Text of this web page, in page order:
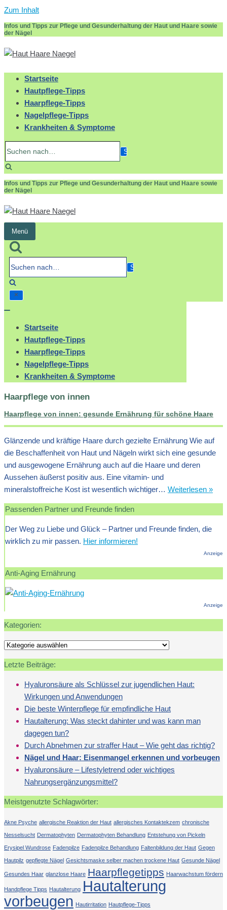
Zum Inhalt
Infos und Tipps zur Pflege und Gesunderhaltung der Haut und Haare sowie
der Nägel
Startseite
Hautpflege-Tipps
Haarpflege-Tipps
Nagelpflege-Tipps
Krankheiten & Symptome
Infos und Tipps zur Pflege und Gesunderhaltung der Haut und Haare sowie
der Nägel
Menü
Navigation
umschalten
Startseite
Hautpflege-Tipps
Haarpflege-Tipps
Nagelpflege-Tipps
Krankheiten & Symptome
Haarpflege von innen
Haarpflege von innen: gesunde Ernährung für schöne Haare
Glänzende und kräftige Haare durch gezielte Ernährung Wie auf
die Beschaffenheit von Haut und Nägeln wirkt sich eine gesunde
und ausgewogene Ernährung auch auf die Haare und deren
Aussehen äußerst positiv aus. Eine vitamin- und
mineralstoffreiche Kost ist wesentlich wichtiger… Weiterlesen »
von
für
Passenden Partner und Freunde finden
Der Weg zu Liebe und Glück – Partner und Freunde finden, die
wirklich zu mir passen. Hier informieren!
Anzeige
Anti-Aging Ernährung
Anzeige
Kategorien:
Kategorien:
Letzte Beiträge:
Hyaluronsäure als Schlüssel zur jugendlichen Haut:
Wirkungen und Anwendungen
Die beste Winterpflege für empfindliche Haut
Hautalterung: Was steckt dahinter und was kann man
dagegen tun?
Durch Abnehmen zur straffer Haut – Wie geht das richtig?
Nägel und Haar: Eisenmangel erkennen und vorbeugen
Hyaluronsäure – Lifestyletrend oder wichtiges
Nahrungsergänzungsmittel?
Meistgenutzte Schlagwörter:
Akne Psyche allergische Reaktion der Haut allergisches Kontaktekzem chronische
Nesselsucht Dermatophyten Dermatophyten Behandlung Entstehung von Pickeln
Erysipel Wundrose Fadenpilze Fadenpilze Behandlung Faltenbildung der Haut Gegen
Hautpilz gepflegte Nägel Gesichtsmaske selber machen trockene Haut Gesunde Nägel
Gesundes Haar glanzlose Haare Haarpflegetipps Haarwachstum fördern
Handpflege Tipps Hautalterung Hautalterung
vorbeugen Hautirritation Hautpflege-Tipps